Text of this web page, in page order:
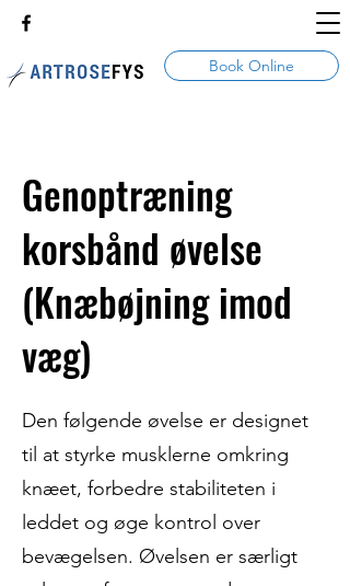
Book Online
Genoptræning
korsbånd øvelse
(Knæbøjning imod
væg)
Den følgende øvelse er designet
til at styrke musklerne omkring
knæet, forbedre stabiliteten i
leddet og øge kontrol over
bevægelsen. Øvelsen er særligt